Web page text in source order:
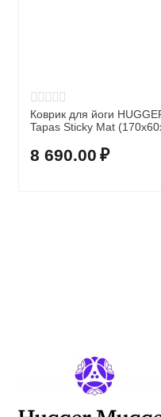
Коврик для йоги
Tapas Sticky Mat
8 690.00 ₽